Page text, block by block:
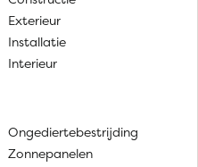
Exterieur
Installatie
Interieur
Ongediertebestrijding
Zonnepanelen